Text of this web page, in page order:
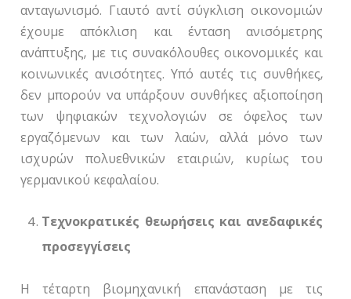
ανταγωνισμό. Γιαυτό αντί σύγκλιση οικονομιών
έχουμε απόκλιση και ένταση ανισόμετρης
ανάπτυξης, με τις συνακόλουθες οικονομικές και
κοινωνικές ανισότητες. Υπό αυτές τις συνθήκες,
δεν μπορούν να υπάρξουν συνθήκες αξιοποίηση
των ψηφιακών τεχνολογιών σε όφελος των
εργαζόμενων και των λαών, αλλά μόνο των
ισχυρών πολυεθνικών εταιριών, κυρίως του
γερμανικού κεφαλαίου.
Τεχνοκρατικές θεωρήσεις και ανεδαφικές
προσεγγίσεις
Η τέταρτη βιομηχανική επανάσταση με τις